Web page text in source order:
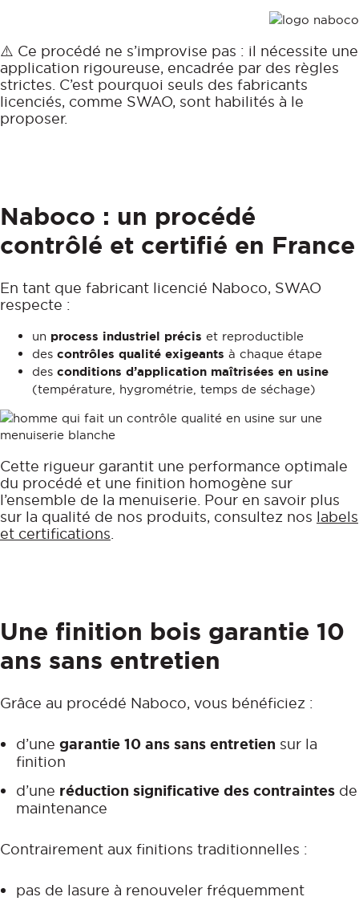
⚠️ Ce procédé ne s’improvise pas : il nécessite une
application rigoureuse, encadrée par des règles
strictes. C’est pourquoi seuls des fabricants
licenciés, comme SWAO, sont habilités à le
proposer.
Naboco : un procédé
contrôlé et certifié en France
En tant que fabricant licencié Naboco, SWAO
respecte :
un process industriel précis et reproductible
des contrôles qualité exigeants à chaque étape
des conditions d’application maîtrisées en usine
(température, hygrométrie, temps de séchage)
Cette rigueur garantit une performance optimale
du procédé et une finition homogène sur
l’ensemble de la menuiserie. Pour en savoir plus
sur la qualité de nos produits, consultez nos labels
et certifications.
Une finition bois garantie 10
ans sans entretien
Grâce au procédé Naboco, vous bénéficiez :
d’une garantie 10 ans sans entretien sur la
finition
d’une réduction significative des contraintesde
maintenance
Contrairement aux finitions traditionnelles :
pas de lasure à renouveler fréquemment